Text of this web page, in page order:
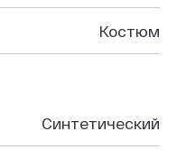
Костюм
Синтетический